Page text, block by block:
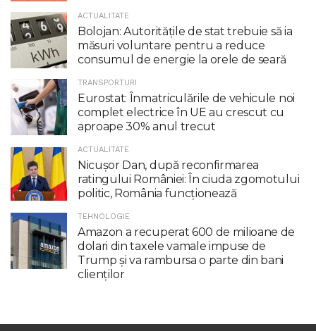
ACTUALITATE
Bolojan: Autoritățile de stat trebuie să ia
măsuri voluntare pentru a reduce
consumul de energie la orele de seară
TRANSPORTURI
Eurostat: Înmatriculările de vehicule noi
complet electrice în UE au crescut cu
aproape 30% anul trecut
ACTUALITATE
Nicuşor Dan, după reconfirmarea
ratingului României: În ciuda zgomotului
politic, România funcţionează
TEHNOLOGIE
Amazon a recuperat 600 de milioane de
dolari din taxele vamale impuse de
Trump şi va rambursa o parte din bani
clienţilor